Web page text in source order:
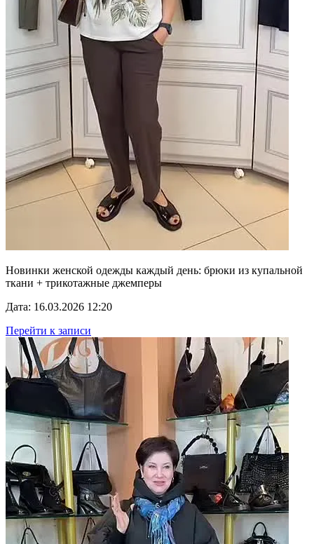
Новинки женской одежды каждый день: брюки из купальной
ткани + трикотажные джемперы
Дата: 16.03.2026 12:20
Перейти к записи